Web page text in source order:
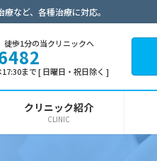
など、各種治療に対応。
徒歩1分の当クリニックへ
まで [ 日曜日・祝日除く ]
クリニック紹介
CLINIC